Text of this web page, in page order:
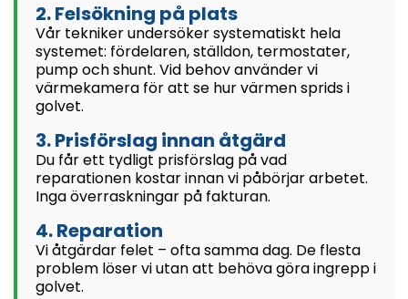
2. Felsökning på plats
Vår tekniker undersöker systematiskt hela
systemet: fördelaren, ställdon, termostater,
pump och shunt. Vid behov använder vi
värmekamera för att se hur värmen sprids i
golvet.
3. Prisförslag innan åtgärd
Du får ett tydligt prisförslag på vad
reparationen kostar innan vi påbörjar arbetet.
Inga överraskningar på fakturan.
4. Reparation
Vi åtgärdar felet – ofta samma dag. De flesta
problem löser vi utan att behöva göra ingrepp i
golvet.